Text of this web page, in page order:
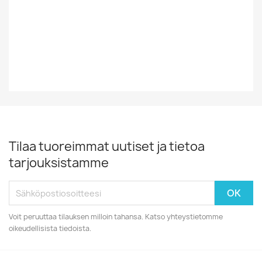
Tilaa tuoreimmat uutiset ja tietoa
tarjouksistamme
Voit peruuttaa tilauksen milloin tahansa. Katso yhteystietomme
oikeudellisista tiedoista.